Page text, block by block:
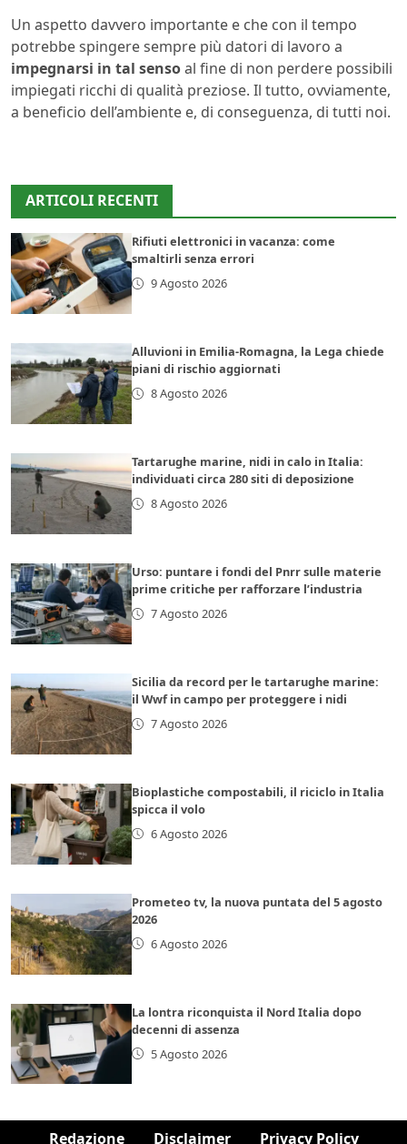
Un aspetto davvero importante e che con il tempo
potrebbe spingere sempre più datori di lavoro a
impegnarsi in tal sensoal fine di non perdere possibili
impiegati ricchi di qualità preziose. Il tutto, ovviamente,
a beneficio dell’ambiente e, di conseguenza, di tutti noi.
ARTICOLI RECENTI
Rifiuti elettronici in vacanza: come
smaltirli senza errori
9 Agosto 2026
Alluvioni in Emilia-Romagna, la Lega chiede
piani di rischio aggiornati
8 Agosto 2026
Tartarughe marine, nidi in calo in Italia:
individuati circa 280 siti di deposizione
8 Agosto 2026
Urso: puntare i fondi del Pnrr sulle materie
prime critiche per rafforzare l’industria
7 Agosto 2026
Sicilia da record per le tartarughe marine:
il Wwf in campo per proteggere i nidi
7 Agosto 2026
Bioplastiche compostabili, il riciclo in Italia
spicca il volo
6 Agosto 2026
Prometeo tv, la nuova puntata del 5 agosto
2026
6 Agosto 2026
La lontra riconquista il Nord Italia dopo
decenni di assenza
5 Agosto 2026
Redazione Disclaimer Privacy Policy